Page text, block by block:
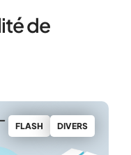
de
FLASH DIVERS